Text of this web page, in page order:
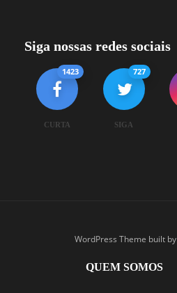
Siga nossas redes sociais
1423
CURTA
727
SIGA
WordPress Theme built by
QUEM SOMOS